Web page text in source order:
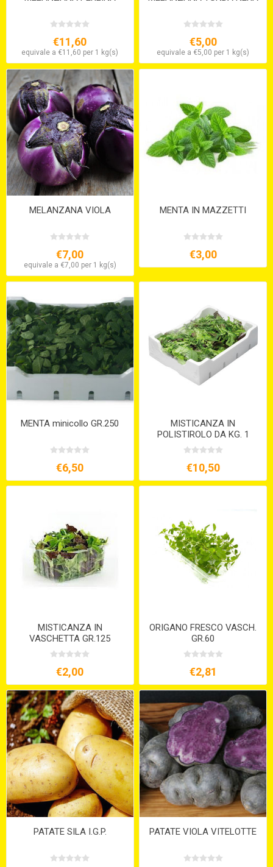
€11,60
equivale a €11,60 per 1 kg(s)
€5,00
equivale a €5,00 per 1 kg(s)
MELANZANA VIOLA
€7,00
equivale a €7,00 per 1 kg(s)
MENTA IN MAZZETTI
€3,00
MENTA minicollo GR.250
€6,50
MISTICANZA IN
POLISTIROLO DA KG. 1
€10,50
MISTICANZA IN
VASCHETTA GR.125
€2,00
ORIGANO FRESCO VASCH.
GR.60
€2,81
PATATE SILA I.G.P. PATATE VIOLA VITELOTTE